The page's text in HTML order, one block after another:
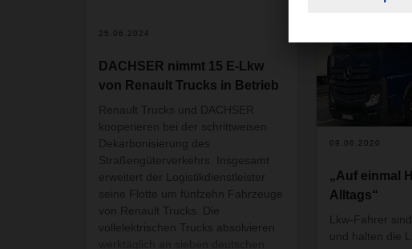
25.06.2024
DACHSER nimmt 15 E-Lkw
von Renault Trucks in Betrieb
Renault Trucks und DACHSER
kooperieren bei der schrittweisen
Dekarbonisierung des
Straßengüterverkehrs. Insgesamt
erweitert der Logistikdienstleister
seine Flotte um fünfzehn Fahrzeuge
von Renault Trucks. Die
vollelektrischen Trucks absolvieren
09.06.2020
„Auf einmal
Alltags“
Lkw-Fahrer
und halten die